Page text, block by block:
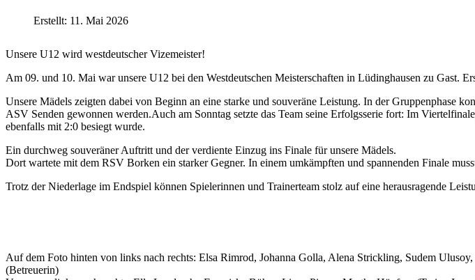
Erstellt: 11. Mai 2026
Unsere U12 wird westdeutscher Vizemeister!
Am 09. und 10. Mai war unsere U12 bei den Westdeutschen Meisterschaften in Lüdinghausen zu Gast.
Unsere Mädels zeigten dabei von Beginn an eine starke und souveräne Leistung. In der Gruppenphase
ASV Senden gewonnen werden.Auch am Sonntag setzte das Team seine Erfolgsserie fort: Im
ebenfalls mit 2:0 besiegt wurde.
Ein durchweg souveräner Auftritt und der verdiente Einzug ins Finale für unsere Mädels.
Dort wartete mit dem RSV Borken ein starker Gegner. In einem umkämpften und spannenden Finale
Trotz der Niederlage im Endspiel können Spielerinnen und Trainerteam stolz auf eine herausragende
Auf dem Foto hinten von links nach rechts: Elsa Rimrod, Johanna Golla, Alena Strickling, Sudem
(Betreuerin)